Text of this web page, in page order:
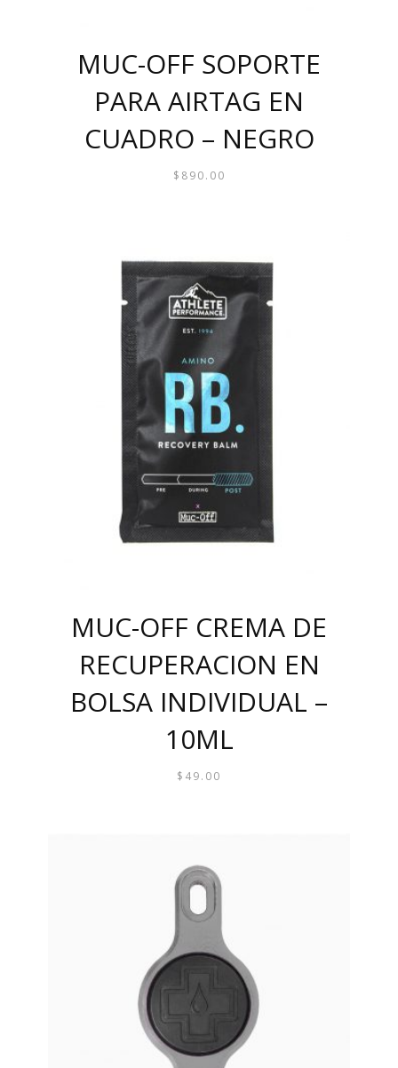
MUC-OFF SOPORTE
PARA AIRTAG EN
CUADRO – NEGRO
$ 890.00
MUC-OFF CREMA DE
RECUPERACION EN
BOLSA INDIVIDUAL –
10ML
$ 49.00